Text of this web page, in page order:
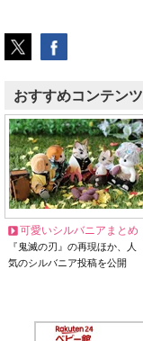
おすすめコンテンツ
可愛いシルバニアまとめ
『鬼滅の刃』の再現ほか、人
気のシルバニア投稿を公開